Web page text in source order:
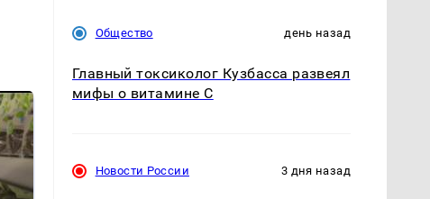
Общество день назад
Главный токсиколог Кузбасса развеял
мифы о витамине С
Новости России 3 дня назад